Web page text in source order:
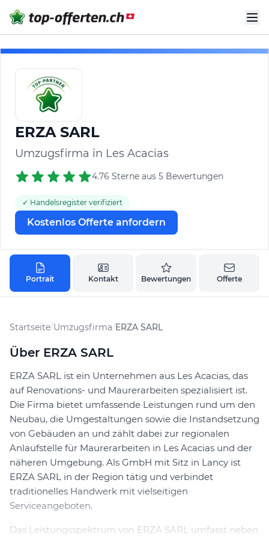
ERZA SARL
Umzugsfirma in Les Acacias
4.76 Sterne aus 5 Bewertungen
✓ Handelsregister verifiziert
Kostenlos Offerte anfordern
Portrait Kontakt Bewertungen Offerte
Startseite/Umzugsfirma/ERZA SARL
Über ERZA SARL
ERZA SARL ist ein Unternehmen aus Les Acacias, das
auf Renovations- und Maurerarbeiten spezialisiert ist.
Die Firma bietet umfassende Leistungen rund um den
Neubau, die Umgestaltungen sowie die Instandsetzung
von Gebäuden an und zählt dabei zur regionalen
Anlaufstelle für Maurerarbeiten in Les Acacias und der
näheren Umgebung. Als GmbH mit Sitz in Lancy ist
ERZA SARL in der Region tätig und verbindet
traditionelles Handwerk mit vielseitigen
Serviceangeboten.
Das Leistungsspektrum von ERZA SARL umfasst neben